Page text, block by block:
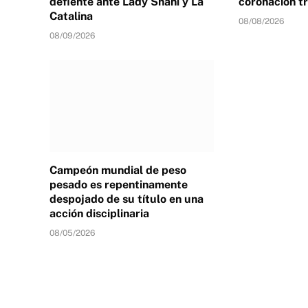
Catalina
08/09/2026
08/08/2026
Campeón mundial de peso
pesado es repentinamente
despojado de su título en una
acción disciplinaria
08/05/2026